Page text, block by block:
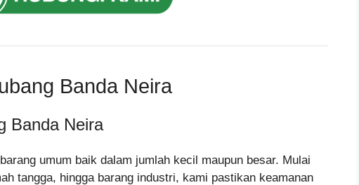
Banda Neira
Banda Neira
umum baik dalam jumlah kecil maupun besar. Mulai
tangga, hingga barang industri, kami pastikan keamanan